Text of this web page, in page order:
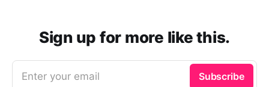
Sign up for more like this.
Enter your email Subscribe